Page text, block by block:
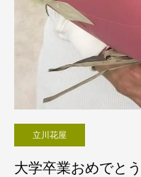
立川花屋
大学卒業おめでと